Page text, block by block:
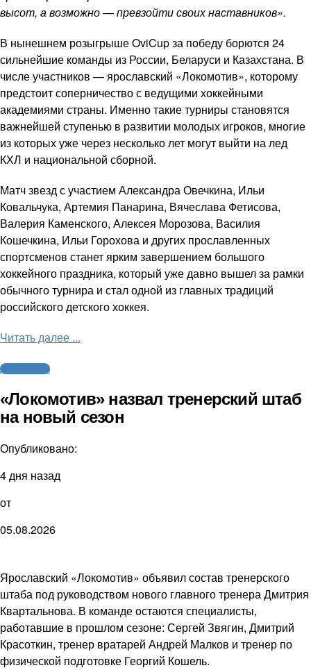
высот, а возможно — превзойти своих наставников».
В нынешнем розыгрыше OviCup за победу борются 24
сильнейшие команды из России, Беларуси и Казахстана. В
числе участников — ярославский «Локомотив», которому
предстоит соперничество с ведущими хоккейными
академиями страны. Именно такие турниры становятся
важнейшей ступенью в развитии молодых игроков, многие
из которых уже через несколько лет могут выйти на лед
КХЛ и национальной сборной.
Матч звезд с участием Александра Овечкина, Ильи
Ковальчука, Артемия Панарина, Вячеслава Фетисова,
Валерия Каменского, Алексея Морозова, Василия
Кошечкина, Ильи Горохова и других прославленных
спортсменов станет ярким завершением большого
хоккейного праздника, который уже давно вышел за рамки
обычного турнира и стал одной из главных традиций
российского детского хоккея.
Читать далее ...
Другие виды
«Локомотив» назвал тренерский штаб
на новый сезон
Опубликовано:
4 дня назад
от
05.08.2026
Ярославский «Локомотив» объявил состав тренерского
штаба под руководством нового главного тренера Дмитрия
Квартальнова. В команде остаются специалисты,
работавшие в прошлом сезоне: Сергей Звягин, Дмитрий
Красоткин, тренер вратарей Андрей Малков и тренер по
физической подготовке Георгий Кошель.